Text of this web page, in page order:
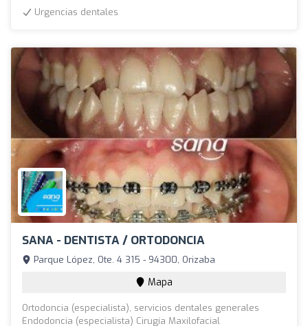
Urgencias dentales
SANA - DENTISTA / ORTODONCIA
Parque López, Ote. 4 315 - 94300, Orizaba
Mapa
Ortodoncia (especialista), servicios dentales generales
Endodoncia (especialista) Cirugía Maxilofacial